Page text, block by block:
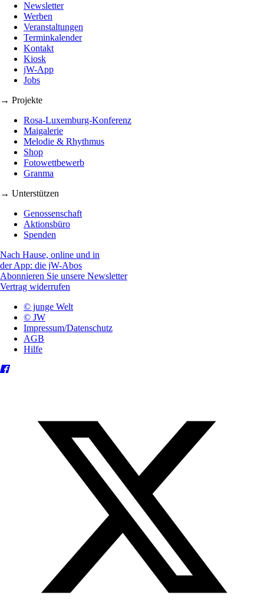
Newsletter
Werben
Veranstaltungen
Terminkalender
Kontakt
Kiosk
jW-App
Jobs
→ Projekte
Rosa-Luxemburg-Konferenz
Maigalerie
Melodie & Rhythmus
Shop
Fotowettbewerb
Granma
→ Unterstützen
Genossenschaft
Aktionsbüro
Spenden
Nach Hause, online und in
der App: die jW-Abos
Abonnieren Sie unsere Newsletter
Vertrag widerrufen
© junge Welt
© JW
Impressum/Datenschutz
AGB
Hilfe